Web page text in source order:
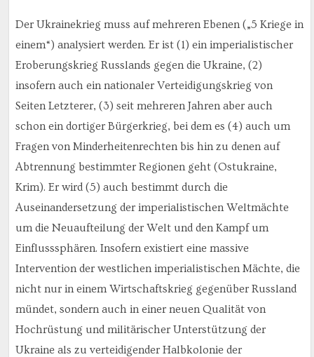
Der Ukrainekrieg muss auf mehreren Ebenen („5 Kriege in
einem“) analysiert werden. Er ist (1) ein imperialistischer
Eroberungskrieg Russlands gegen die Ukraine, (2)
insofern auch ein nationaler Verteidigungskrieg von
Seiten Letzterer, (3) seit mehreren Jahren aber auch
schon ein dortiger Bürgerkrieg, bei dem es (4) auch um
Fragen von Minderheitenrechten bis hin zu denen auf
Abtrennung bestimmter Regionen geht (Ostukraine,
Krim). Er wird (5) auch bestimmt durch die
Auseinandersetzung der imperialistischen Weltmächte
um die Neuaufteilung der Welt und den Kampf um
Einflusssphären. Insofern existiert eine massive
Intervention der westlichen imperialistischen Mächte, die
nicht nur in einem Wirtschaftskrieg gegenüber Russland
mündet, sondern auch in einer neuen Qualität von
Hochrüstung und militärischer Unterstützung der
Ukraine als zu verteidigender Halbkolonie der